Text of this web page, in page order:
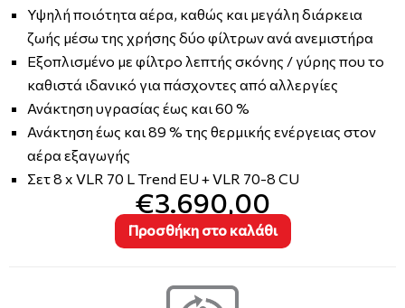
Υψηλή ποιότητα αέρα, καθώς και μεγάλη διάρκεια
ζωής μέσω της χρήσης δύο φίλτρων ανά ανεμιστήρα
Εξοπλισμένο με φίλτρο λεπτής σκόνης / γύρης που το
καθιστά ιδανικό για πάσχοντες από αλλεργίες
Ανάκτηση υγρασίας έως και 60 %
Ανάκτηση έως και 89 % της θερμικής ενέργειας στον
αέρα εξαγωγής
Σετ 8 x VLR 70 L Trend EU + VLR 70-8 CU
€3.690,00
Προσθήκη στο καλάθι